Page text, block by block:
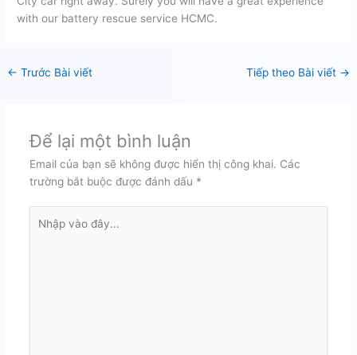
with our battery rescue service HCMC.
← Trước Bài viết Tiếp theo Bài viết →
Để lại một bình luận
Email của bạn sẽ không được hiển thị công khai. Các
trường bắt buộc được đánh dấu *
vào